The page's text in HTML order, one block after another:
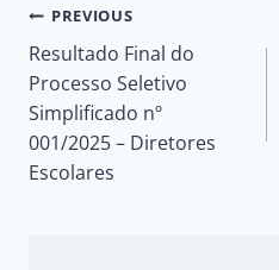
Navegação
de
Post
PREVIOUS
Resultado Final do
Processo Seletivo
Simplificado nº
001/2025 – Diretores
Escolares